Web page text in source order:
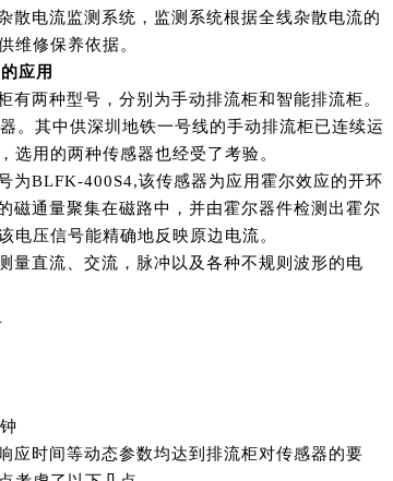
散电流监测系统，监测系统根据全线杂散电流的
维修保养依据。
应用
两种型号，分别为手动排流柜和智能排流柜。
。其中供深圳地铁一号线的手动排流柜已连续运
选用的两种传感器也经受了考验。
为BLFK-400S4,该传感器为应用霍尔效应的开环
磁通量聚集在磁路中，并由霍尔器件检测出霍尔
电压信号能精确地反映原边电流。
量直流、交流，脉冲以及各种不规则波形的电
应时间等动态参数均达到排流柜对传感器的要